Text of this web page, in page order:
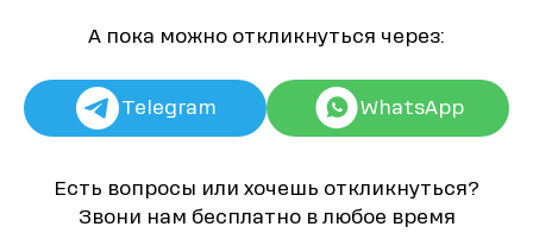
А пока можно откликнуться через:
Telegram WhatsApp
Есть вопросы или хочешь откликнуться?
Звони нам бесплатно в любое время